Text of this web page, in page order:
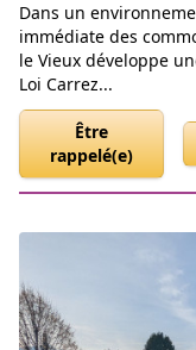
Dans un
immédiate des
le Vieux développe
Loi Carrez...
Être
rappelé(e)